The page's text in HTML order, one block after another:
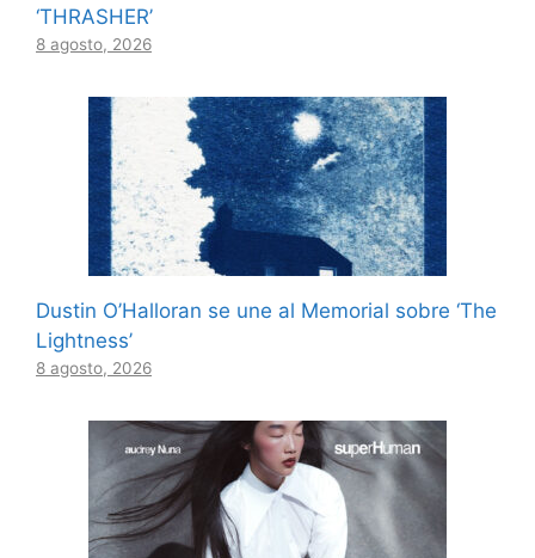
‘THRASHER’
8 agosto, 2026
Dustin O’Halloran se une al Memorial sobre ‘The
Lightness’
8 agosto, 2026